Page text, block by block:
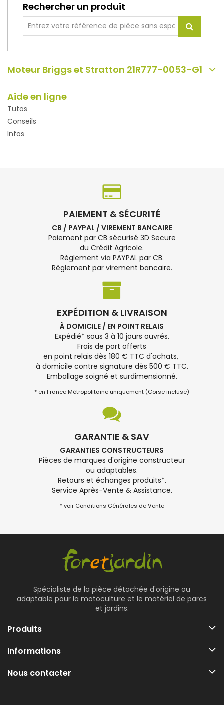
Rechercher un produit
Moteur Briggs et Stratton 21R777-0053-G1
Aide en ligne
Tutos
Conseils
Infos
PAIEMENT & SÉCURITÉ
CB / PAYPAL / VIREMENT BANCAIRE
Paiement par CB sécurisé 3D Secure
du Crédit Agricole.
Règlement via PAYPAL par CB.
Règlement par virement bancaire.
EXPÉDITION & LIVRAISON
À DOMICILE / EN POINT RELAIS
Expédié* sous 3 à 10 jours ouvrés.
Frais de port offerts
en point relais dès 180 € TTC d'achats,
à domicile contre signature dès 500 € TTC.
Emballage soigné et surdimensionné.
* en France Métropolitaine uniquement (Corse incluse)
GARANTIE & SAV
GARANTIES CONSTRUCTEURS
Pièces de marques d'origine constructeur
ou adaptables.
Retours et échanges produits*.
Service Après-Vente & Assistance.
* voir Conditions Générales de Vente
Spécialiste de la pièce détachée d'origine ou
adaptable pour la motoculture et le matériel de parcs
et jardins.
Produits
Informations
Nous contacter